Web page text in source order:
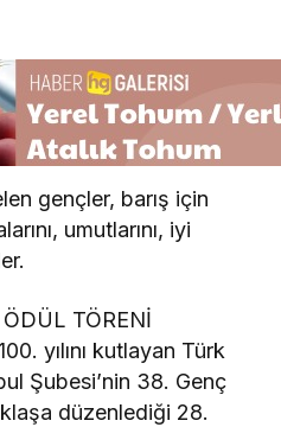
gençler, barış için
umutlarını, iyi
TÖRENİ
yılını kutlayan Türk
Şubesi’nin 38. Genç
düzenlediği 28.